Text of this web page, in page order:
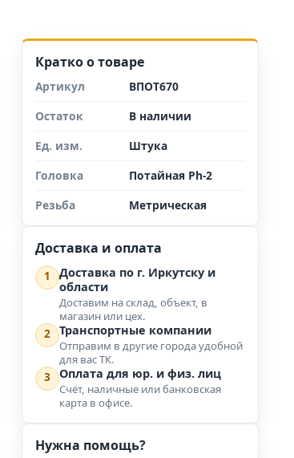
Кратко о товаре
Артикул
ВПОТ670
Остаток
В наличии
Ед. изм.
Штука
Головка
Потайная Ph-2
Резьба
Метрическая
Доставка и оплата
1
Доставка по г. Иркутску и
области
Доставим на склад, объект, в
магазин или цех.
2
Транспортные компании
Отправим в другие города удобной
для вас ТК.
3
Оплата для юр. и физ. лиц
Счёт, наличные или банковская
карта в офисе.
Нужна помощь?